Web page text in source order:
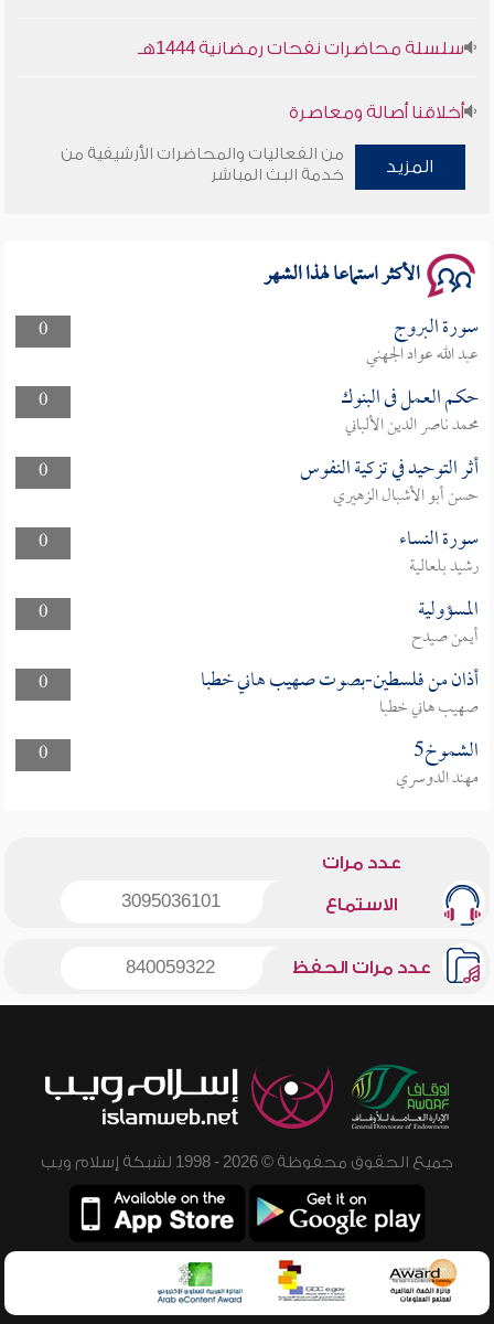
سلسلة محاضرات نفحات رمضانية 1444هـ
أخلاقنا أصالة ومعاصرة
وأمنهم من خوف 9
المزيد
من الفعاليات والمحاضرات الأرشيفية من
خدمة البث المباشر
الأكثر استماعا لهذا الشهر
0 سورة البروج
عبد الله عواد الجهني
0
حكم العمل فى البنوك
محمد ناصر الدين الألباني
0
أثر التوحيد في تزكية النفوس
حسن أبو الأشبال الزهيري
0
سورة النساء
رشيد بلعالية
0
المسؤولية
أيمن صيدح
0
أذان من فلسطين-بصوت صهيب هاني خطبا
صهيب هاني خطبا
0
الشموخ5
مهند الدوسري
عدد مرات
الاستماع 3095036101
عدد مرات الحفظ 840059322
جميع الحقوق محفوظة © 2026 - 1998 لشبكة إسلام ويب